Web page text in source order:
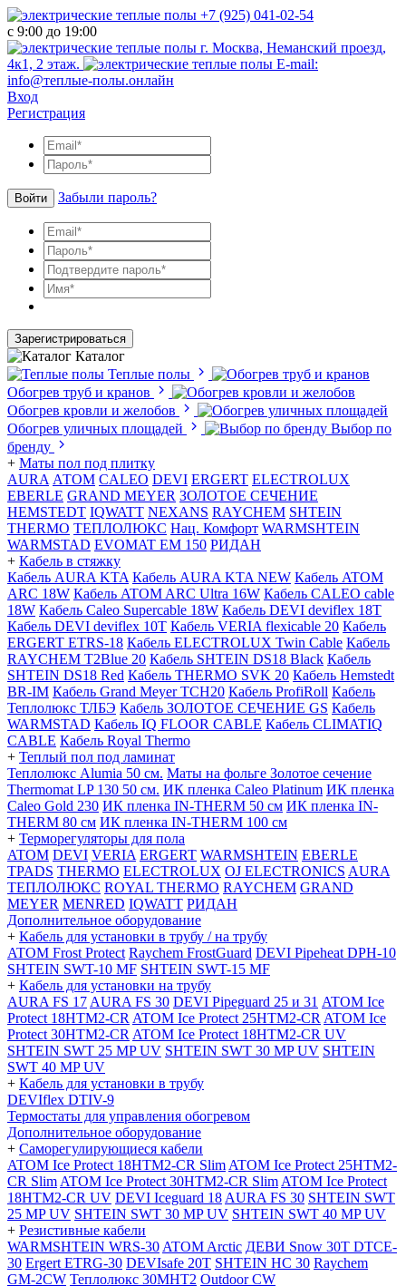
+7 (925) 041-02-54
с 9:00 до 19:00
г. Москва, Неманский проезд,
4к1, 2 этаж.
E-mail:
info@теплые-полы.онлайн
Вход
Регистрация
Войти Забыли пароль?
Зарегистрироваться
Каталог
Теплые полы
Обогрев труб и кранов
Обогрев кровли и желобов
Обогрев уличных площадей
Выбор по
бренду
+ Маты пол под плитку
AURA АТОМ CALEO DEVI ERGERT ELECTROLUX
EBERLE GRAND MEYER ЗОЛОТОЕ СЕЧЕНИЕ
HEMSTEDT IQWATT NEXANS RAYCHEM SHTEIN
THERMO ТЕПЛОЛЮКС Нац. Комфорт WARMSHTEIN
WARMSTAD EVOMAT EM 150 РИДАН
+ Кабель в стяжку
Кабель AURA KTA Кабель AURA KTA NEW Кабель ATOM
ARC 18W Кабель ATOM ARC Ultra 16W Кабель CALEO cable
18W Кабель Caleo Supercable 18W Кабель DEVI deviflex 18T
Кабель DEVI deviflex 10T Кабель VERIA flexicable 20 Кабель
ERGERT ETRS-18 Кабель ELECTROLUX Twin Cable Кабель
RAYCHEM T2Blue 20 Кабель SHTEIN DS18 Black Кабель
SHTEIN DS18 Red Кабель THERMO SVK 20 Кабель Hemstedt
BR-IM Кабель Grand Meyer TCH20 Кабель ProfiRoll Кабель
Теплолюкс ТЛБЭ Кабель ЗОЛОТОЕ СЕЧЕНИЕ GS Кабель
WARMSTAD Кабель IQ FLOOR CABLE Кабель CLIMATIQ
CABLE Кабель Royal Thermo
+ Теплый пол под ламинат
Теплолюкс Alumia 50 см. Маты на фольге Золотое сечение
Thermomat LP 130 50 cм. ИК пленка Caleo Platinum ИК пленка
Caleo Gold 230 ИК пленка IN-THERM 50 см ИК пленка IN-
THERM 80 см ИК пленка IN-THERM 100 см
+ Терморегуляторы для пола
ATOM DEVI VERIA ERGERT WARMSHTEIN EBERLE
TPADS THERMO ELECTROLUX OJ ELECTRONICS AURA
ТЕПЛОЛЮКС ROYAL THERMO RAYCHEM GRAND
MEYER MENRED IQWATT РИДАН
Дополнительное оборудование
+ Кабель для установки в трубу / на трубу
ATOM Frost Protect Raychem FrostGuard DEVI Pipeheat DPH-10
SHTEIN SWT-10 MF SHTEIN SWT-15 MF
+ Кабель для установки на трубу
AURA FS 17 AURA FS 30 DEVI Pipeguard 25 и 31 ATOM Ice
Protect 18HTM2-CR ATOM Ice Protect 25HTM2-CR ATOM Ice
Protect 30HTM2-CR ATOM Ice Protect 18HTM2-CR UV
SHTEIN SWT 25 MP UV SHTEIN SWT 30 MP UV SHTEIN
SWT 40 MP UV
+ Кабель для установки в трубу
DEVIflex DTIV-9
Термостаты для управления обогревом
Дополнительное оборудование
+ Саморегулирующиеся кабели
ATOM Ice Protect 18HTM2-CR Slim ATOM Ice Protect 25HTM2-
CR Slim ATOM Ice Protect 30HTM2-CR Slim ATOM Ice Protect
18HTM2-CR UV DEVI Iceguard 18 AURA FS 30 SHTEIN SWT
25 MP UV SHTEIN SWT 30 MP UV SHTEIN SWT 40 MP UV
+ Резистивные кабели
WARMSHTEIN WRS-30 ATOM Arctic ДЕВИ Snow 30T DTCE-
30 Ergert ETRG-30 DEVIsafe 20T SHTEIN HC 30 Raychem
GM-2CW Теплолюкс 30МНТ2 Outdoor CW